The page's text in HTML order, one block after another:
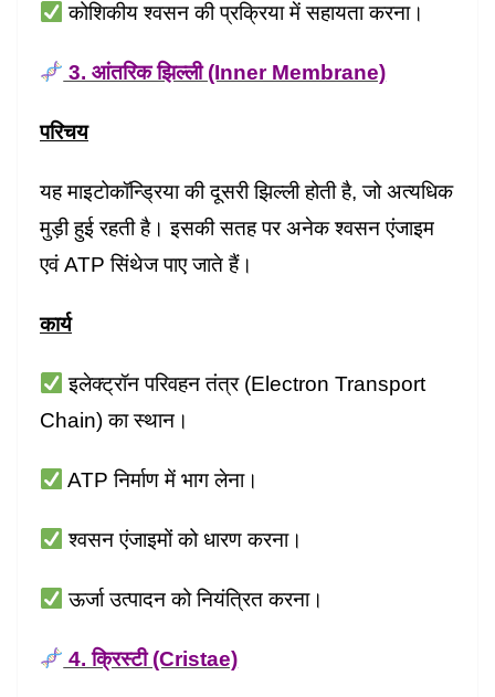
कोशिकीय श्वसन की प्रक्रिया में सहायता करना।
3. आंतरिक झिल्ली (Inner Membrane)
परिचय
यह माइटोकॉन्ड्रिया की दूसरी झिल्ली होती है, जो अत्यधिक
मुड़ी हुई रहती है। इसकी सतह पर अनेक श्वसन एंजाइम
एवं ATP सिंथेज पाए जाते हैं।
कार्य
इलेक्ट्रॉन परिवहन तंत्र (Electron Transport
Chain) का स्थान।
ATP निर्माण में भाग लेना।
श्वसन एंजाइमों को धारण करना।
ऊर्जा उत्पादन को नियंत्रित करना।
4. क्रिस्टी (Cristae)